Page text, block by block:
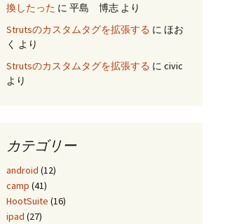
換したった に 平島 博志 より
Strutsのカスタムタグを拡張する に ほお
く より
Strutsのカスタムタグを拡張する に civic
より
カテゴリー
android (12)
camp (41)
HootSuite (16)
ipad (27)